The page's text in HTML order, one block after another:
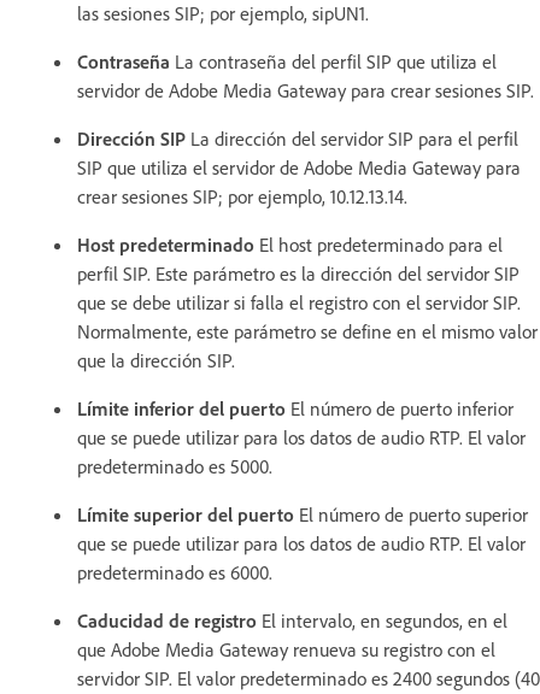
las sesiones SIP; por ejemplo, sipUN1.
Contraseña La contraseña del perfil SIP que utiliza el
servidor de Adobe Media Gateway para crear sesiones SIP.
Dirección SIP La dirección del servidor SIP para el perfil
SIP que utiliza el servidor de Adobe Media Gateway para
crear sesiones SIP; por ejemplo, 10.12.13.14.
Host predeterminado El host predeterminado para el
perfil SIP. Este parámetro es la dirección del servidor SIP
que se debe utilizar si falla el registro con el servidor SIP.
Normalmente, este parámetro se define en el mismo valor
que la dirección SIP.
Límite inferior del puerto El número de puerto inferior
que se puede utilizar para los datos de audio RTP. El valor
predeterminado es 5000.
Límite superior del puerto El número de puerto superior
que se puede utilizar para los datos de audio RTP. El valor
predeterminado es 6000.
Caducidad de registro El intervalo, en segundos, en el
que Adobe Media Gateway renueva su registro con el
servidor SIP. El valor predeterminado es 2400 segundos (40